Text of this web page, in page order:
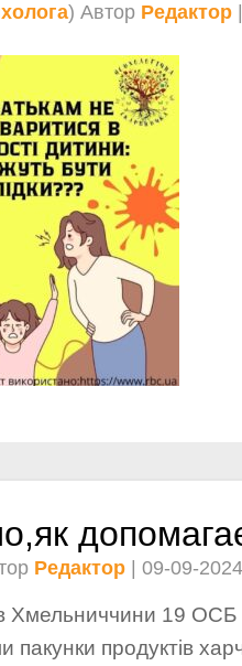
) Автор Редактор
Редактор | 09-09-2024
Хмельниччини 19
продуктів